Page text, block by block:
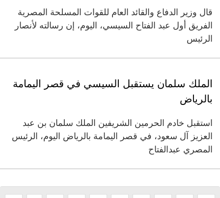
قال وزير الدفاع والقائد العام للقوات المسلحة المصرية
الفريق أول عبد الفتاح السيسي، اليوم، إن رسالته لأنصار
الرئيس
الملك سلمان يستقبل السيسي في قصر اليمامة
بالرياض
استقبل خادم الحرمين الشريفين الملك سلمان بن عبد
العزيز آل سعود، في قصر اليمامة بالرياض اليوم، الرئيس
المصري عبدالفتاح